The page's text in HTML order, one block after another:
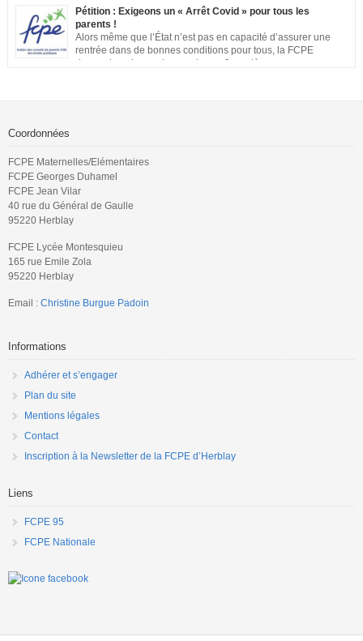
importantes : établissements qui ne respectent pas les jauges, cours en
distanciel inexistants, manque de préparation…. Vous pouvez signer la
pétition ici
Pétition : Exigeons un « Arrêt Covid » pour tous les
parents !
Alors même que l’État n’est pas en capacité d’assurer une
rentrée dans de bonnes conditions pour tous, la FCPE
demande qu’une prise en charge financière, sans aucune
Coordonnées
FCPE Maternelles/Elémentaires
FCPE Georges Duhamel
FCPE Jean Vilar
40 rue du Général de Gaulle
95220 Herblay
FCPE Lycée Montesquieu
165 rue Emile Zola
95220 Herblay
Email : Christine Burgue Padoin
Informations
Adhérer et s’engager
Plan du site
Mentions légales
Contact
Inscription à la Newsletter de la FCPE d’Herblay
Liens
FCPE 95
FCPE Nationale